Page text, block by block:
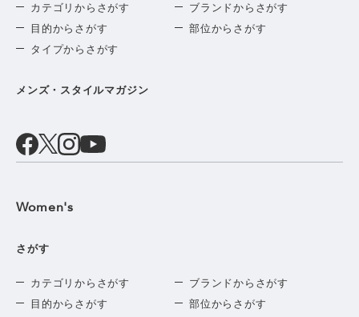
カテゴリからさがす
ブランドからさがす
目的からさがす
部位からさがす
タイプからさがす
メンズ・スタイルマガジン
Women's
さがす
カテゴリからさがす
ブランドからさがす
目的からさがす
部位からさがす